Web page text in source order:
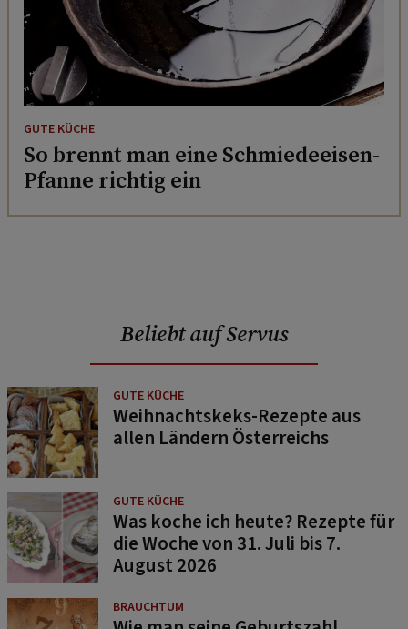
GUTE KÜCHE
So brennt man eine Schmiedeeisen-
Pfanne richtig ein
Beliebt auf Servus
GUTE KÜCHE
Weihnachtskeks-Rezepte aus
allen Ländern Österreichs
GUTE KÜCHE
Was koche ich heute? Rezepte für
die Woche von 31. Juli bis 7.
August 2026
BRAUCHTUM